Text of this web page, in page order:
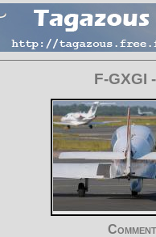
F-GXGI